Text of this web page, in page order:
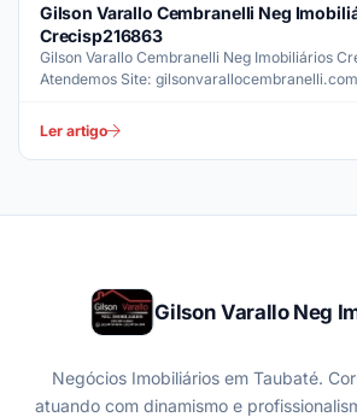
Gilson Varallo Cembranelli Neg
Crecisp216863
Gilson Varallo Cembranelli Neg Imobiliários
Atendemos Site:
Ler artigo
Gilson Varallo Neg
Negócios Imobiliários em Taubaté.
atuando com dinamismo e